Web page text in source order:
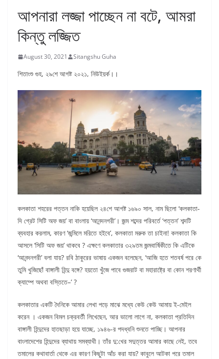
আপনারা লজ্জা পাচ্ছেন না বটে, আমরা
কিন্তু লজ্জিত
August 30, 2021 Sitangshu Guha
শিতাংশু গুহ, ২৯শে আগষ্ট ২০২১, নিউইয়র্ক।।
কলকাতা শহরের পত্তন নাকি হয়েছিল ২৪শে আগষ্ট ১৬৯০ সাল, নাম ছিলো ‘কলকাতা-
দি গ্রেট সিটি অফ জয়’ বা বাংলায় ‘আনন্দনগরী’। জন্ম শব্দের পরিবর্তে ‘পত্তন’ শব্দটি
ব্যবহার করলাম, কারণ ‘জন্মিলে মরিতে হইবে’, কলকাতা মরুক তা চাইনা! কলকাতা কি
আসলে ‘সিটি অফ জয়’ থাকবে ? এক্ষণে কলকাতার ৩২৯তম জন্মবার্ষিকীতে কি এটিকে
‘আনন্দনগরী’ বলা যায়? রবি ঠাকুরের ভাষায় একজন বলেছেন, ‘আজি হতে শতবর্ষ পরে কে
তুমি খুজিছোঁ বাঙ্গালী হিন্দু বঙ্গে? হয়তো খুঁজে পাবে গুজরাট বা মহারাষ্ট্রে বা কোন শরণার্থী
ক্যাম্পে অথবা বস্তিতে–’ ?
কলকাতার একটি দৈনিকে আমার লেখা পড়ে মাঝে মধ্যে কেউ কেউ আমায় ই-মেইল
করেন । একজন বিমল চক্রবর্তী লিখেছেন, আর ভালো লাগে না, কলকাতা প্রতিদিন
বাঙ্গালী হিন্দুদের হাতছাড়া হয়ে যাচ্ছে, ১৯৪৬-র পদধ্বনি শুনতে পাচ্ছি। আপনার
বাংলাদেশের হিন্দুদের ব্যাথায় সমব্যাথী। তাঁর দু:খের সদুত্তর আমার কাছে নেই, তবে
তমালের কথাবার্তা থেকে এর কারণ কিছুটা আঁচ করা যায়? কাবুলে আটকা পরে তমাল